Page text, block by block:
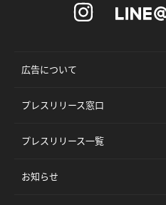
広告について
プレスリリース窓口
プレスリリース一覧
お知らせ